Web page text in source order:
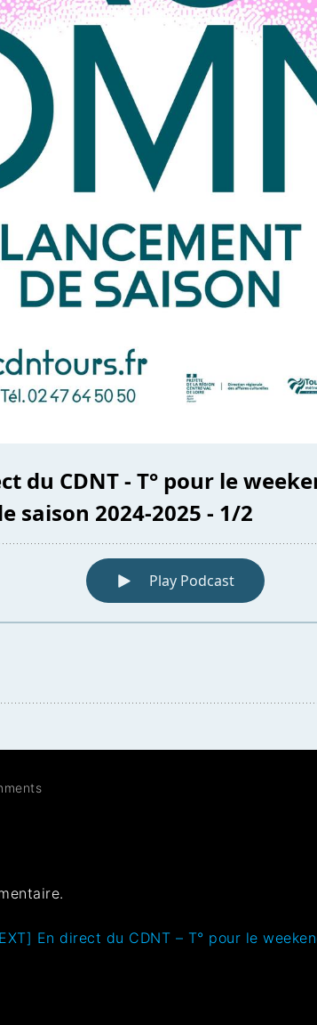
En direct du CDNT – T° pour le